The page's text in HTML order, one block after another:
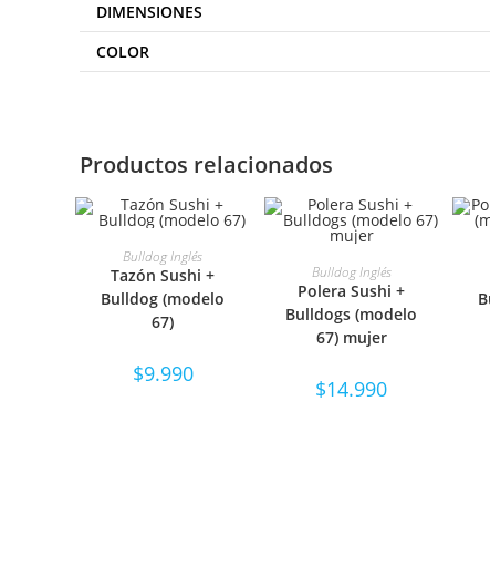
DIMENSIONES
COLOR
Productos relacionados
SELECCIONAR
OPCIONES
Bulldog Inglés
Tazón Sushi +
Bulldog (modelo
67)
$9.990
SELECCIONAR
OPCIONES
Bulldog Inglés
Polera Sushi +
Bulldogs (modelo
67) mujer
$14.990